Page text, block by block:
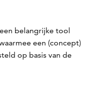
belangrijke tool
een (concept)
op basis van de